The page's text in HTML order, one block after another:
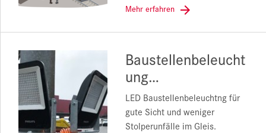
Mehr erfahren
Baustellenbeleucht
ung…
LED Baustellenbeleuchtng für
gute Sicht und weniger
Stolperunfälle im Gleis.